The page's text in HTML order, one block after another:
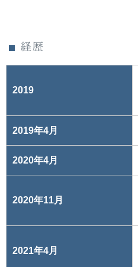
経歴
2019
2019年4月
2020年4月
2020年11月
2021年4月